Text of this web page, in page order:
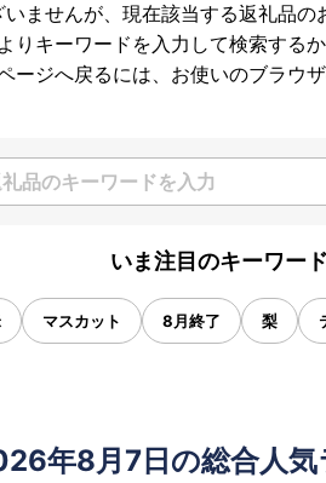
ませんが、現在該当する返礼品の
りキーワードを入力して検索する
ージへ戻るには、お使いのブラウ
いま注目のキーワード
マスカット 8月終了 梨
年8月7日の総合人